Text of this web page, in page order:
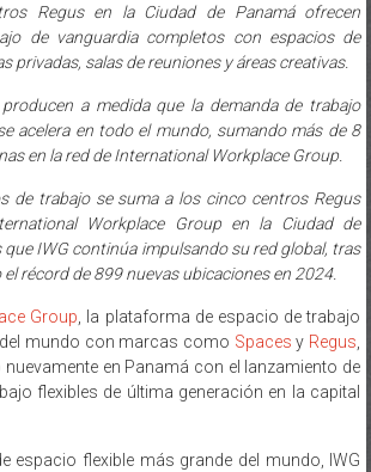
de vanguardia completos con espacios de
privadas, salas de reuniones y áreas creativas.
acelera en todo el mundo, sumando más de 8
en la red de International Workplace Group.
Workplace Group en la Ciudad de
que IWG continúa impulsando su red global, tras
récord de 899 nuevas ubicaciones en 2024.
del mundo con marcas comoSpacesyRegus,
en Panamá con el lanzamiento de
flexibles de última generación en la capital
red de espacios de trabajo totalmente